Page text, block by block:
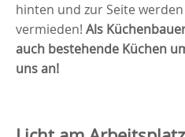
hinten und zur Seite
vermieden! Als
auch bestehende Küchen
uns an!